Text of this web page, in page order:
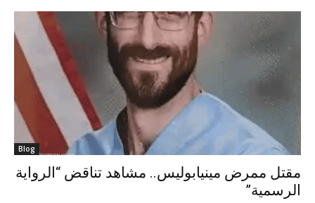
Blog
مقتل ممرض مينيابوليس.. مشاهد تناقض “الرواية
الرسمية”